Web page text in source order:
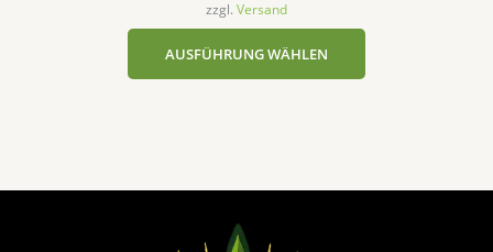
zzgl. Versand
AUSFÜHRUNG WÄHLEN